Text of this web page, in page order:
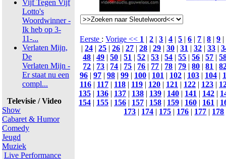
Vijf Tegen Vijf
Lotto's
Woordwinner -
Ik heb op 3-
11-...
Verlaten Mijn,
De
Verlaten Mijn -
Er staat nu een
compl...
Televisie / Video
Show
Cabaret & Humor
Comedy
Jeugd
Muziek
Live Performance
Eerste :Vorige << 1 |2 |3 |4 |5 |6 | 7 |8 |9 |
| 24 | 25 | 26 | 27 | 28 | 29 | 30 | 31 | 32 | 33 |
48 |49 |50 |51 |52 |53 |54 |55 |56 |57 |
72 | 73 | 74 | 75 | 76 | 77 | 78 | 79 |80 |81 |
96 | 97 | 98 | 99 | 100 | 101 | 102 | 103 | 104 |
116 | 117 | 118 | 119 | 120 | 121 | 122 | 123 |
135 | 136 | 137 | 138 | 139 | 140 | 141 | 142 |
154 | 155 | 156 | 157 | 158 | 159 | 160 | 161 |
173 | 174 | 175 | 176 | 177 | 178